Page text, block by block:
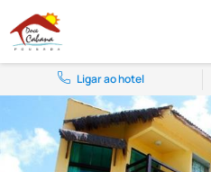
Ligar ao hotel